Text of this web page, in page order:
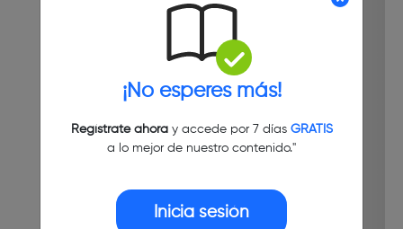
¡No esperes más!
Regístrate ahoray accede por 7 días GRATIS
a lo mejor de nuestro contenido."
Inicia sesión